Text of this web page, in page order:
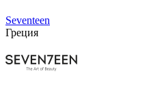
Seventeen
Греция